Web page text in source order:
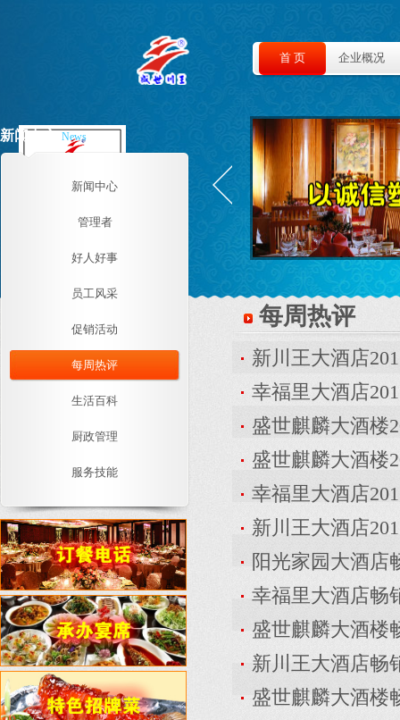
首 页 企业概况
新闻中心 News
新闻中心
管理者
好人好事
员工风采
促销活动
每周热评
生活百科
厨政管理
服务技能
每周热评
新川王大酒店
幸福里大酒店
盛世麒麟大酒楼
盛世麒麟大酒楼
幸福里大酒店
新川王大酒店
阳光家园大酒店
幸福里大酒店畅
盛世麒麟大酒楼
新川王大酒店畅
盛世麒麟大酒楼